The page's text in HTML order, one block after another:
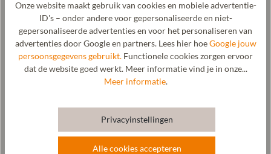
Onze website maakt gebruik van cookies en mobiele advertentie-
ID's – onder andere voor gepersonaliseerde en niet-
gepersonaliseerde advertenties en voor het personaliseren van
advertenties door Google en partners. Lees hier hoeGoogle jouw
persoonsgegevens gebruikt. Functionele cookies zorgen ervoor
dat de website goed werkt. Meer informatie vind je in onze...
Meer informatie.
Privacyinstellingen
Alle cookies accepteren